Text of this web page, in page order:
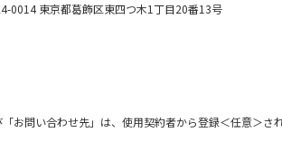
0014 東京都葛飾区東四つ木1丁目20番13号
お問い合わせ先」は、使用契約者から登録＜任意＞さ